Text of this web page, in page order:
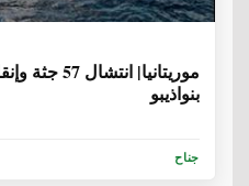
بنواذيبو
جناح